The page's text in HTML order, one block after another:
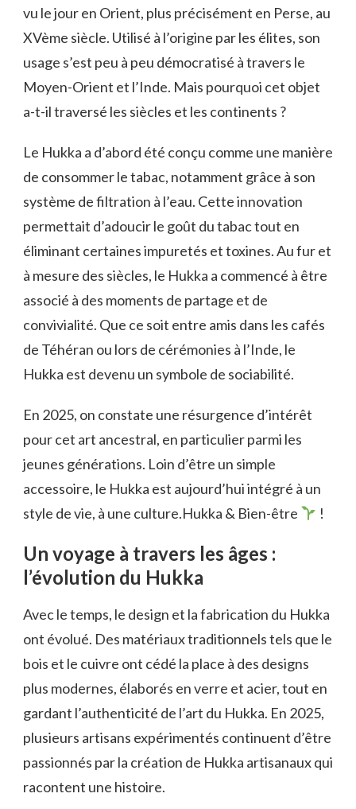
vu le jour en Orient, plus précisément en Perse, au
XVème siècle. Utilisé à l’origine par les élites, son
usage s’est peu à peu démocratisé à travers le
Moyen-Orient et l’Inde. Mais pourquoi cet objet
a-t-il traversé les siècles et les continents ?
Le Hukka a d’abord été conçu comme une manière
de consommer le tabac, notamment grâce à son
système de filtration à l’eau. Cette innovation
permettait d’adoucir le goût du tabac tout en
éliminant certaines impuretés et toxines. Au fur et
à mesure des siècles, le Hukka a commencé à être
associé à des moments de partage et de
convivialité. Que ce soit entre amis dans les cafés
de Téhéran ou lors de cérémonies à l’Inde, le
Hukka est devenu un symbole de sociabilité.
En 2025, on constate une résurgence d’intérêt
pour cet art ancestral, en particulier parmi les
jeunes générations. Loin d’être un simple
accessoire, le Hukka est aujourd’hui intégré à un
style de vie, à une culture.Hukka & Bien-être
!
Un voyage à travers les âges :
l’évolution du Hukka
Avec le temps, le design et la fabrication du Hukka
ont évolué. Des matériaux traditionnels tels que le
bois et le cuivre ont cédé la place à des designs
plus modernes, élaborés en verre et acier, tout en
gardant l’authenticité de l’art du Hukka. En 2025,
plusieurs artisans expérimentés continuent d’être
passionnés par la création de Hukka artisanaux qui
racontent une histoire.